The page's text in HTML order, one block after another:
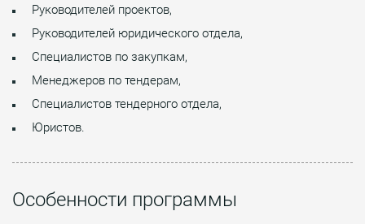
Руководителей проектов,
Руководителей юридического отдела,
Специалистов по закупкам,
Менеджеров по тендерам,
Специалистов тендерного отдела,
Юристов.
Особенности программы